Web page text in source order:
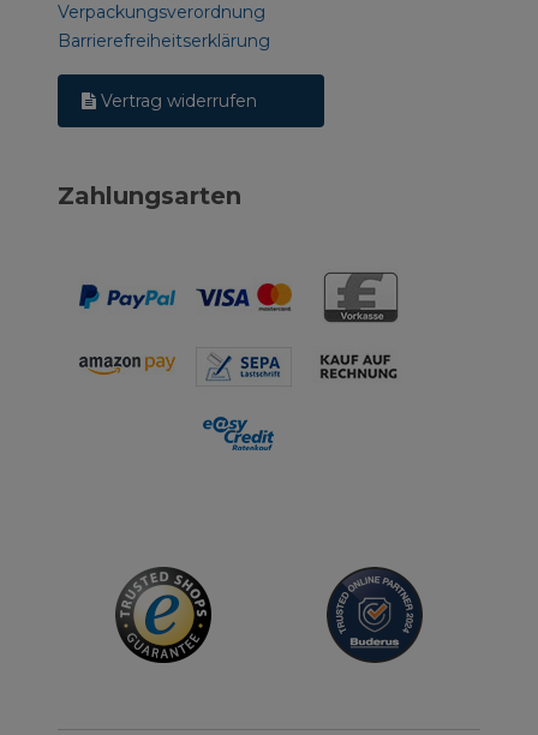
Verpackungsverordnung
Barrierefreiheitserklärung
Vertrag widerrufen
Zahlungsarten